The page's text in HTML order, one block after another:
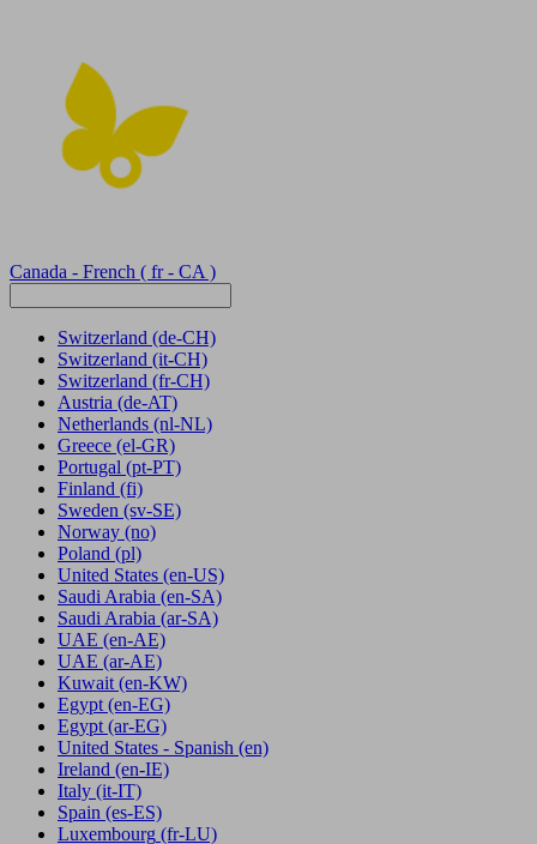
Canada - French ( fr - CA )
Switzerland (de-CH)
Switzerland (it-CH)
Switzerland (fr-CH)
Austria (de-AT)
Netherlands (nl-NL)
Greece (el-GR)
Portugal (pt-PT)
Finland (fi)
Sweden (sv-SE)
Norway (no)
Poland (pl)
United States (en-US)
Saudi Arabia (en-SA)
Saudi Arabia (ar-SA)
UAE (en-AE)
UAE (ar-AE)
Kuwait (en-KW)
Egypt (en-EG)
Egypt (ar-EG)
United States - Spanish (en)
Ireland (en-IE)
Italy (it-IT)
Spain (es-ES)
Luxembourg (fr-LU)